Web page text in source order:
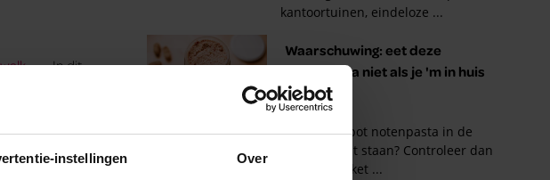
instellingen Over
. In dit
vacht. Om de
Vanaf hier heb